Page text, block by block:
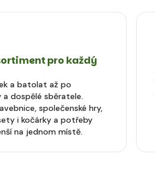
pro každý
a batolat až po
a dospělé sběratele.
společenské hry,
i kočárky a potřeby
na jednom místě.